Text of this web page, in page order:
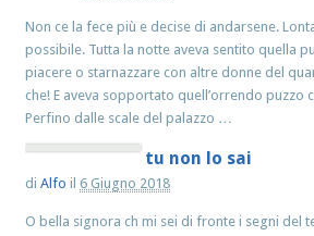
Non ce la fece più e decise di andarsene.
possibile. Tutta la notte aveva sentito quella
piacere o starnazzare con altre donne del
che! E aveva sopportato quell’orrendo puzzo
Perfino dalle scale del palazzo …
tu non lo sai
diAlfo il 6 Giugno 2018
O bella signora ch mi sei di fronte i segni del